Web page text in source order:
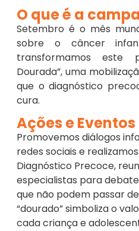
O que é a
Setembro é o mês
sobre o câncer
transformamos este
Dourada”, uma
que o diagnóstico
cura.
Ações e Eventos
Promovemos diálogos
redes sociais e
Diagnóstico Precoce,
especialistas para
que não podem passar
“dourado” simboliza o
cada criança e